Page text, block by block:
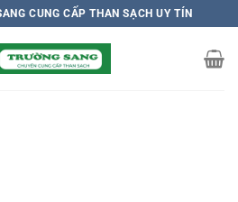
CUNG CẤP THAN SẠCH UY TÍN